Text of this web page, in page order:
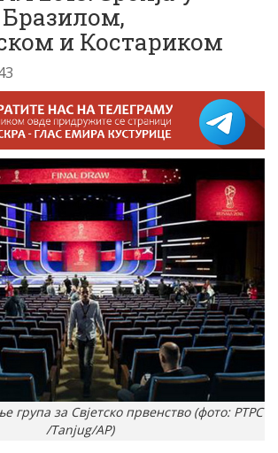
и Костариком
група за Свјетско првенство (фото: РТРС
/Tanjug/AP)